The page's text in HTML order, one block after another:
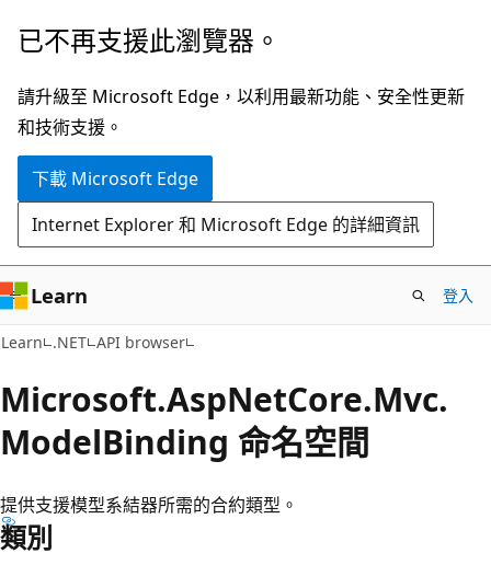
跳
主
要
內
跳
頁
面
內
覽
已不再支援此瀏覽器。
請升級至 Microsoft Edge，以利用最新功能、安全性更新
和技術支援。
下載 Microsoft Edge
Internet Explorer 和 Microsoft Edge 的詳細資訊
Learn 登入
Learn .NET API browser
Microsoft.AspNetCore.Mvc.
ModelBinding 命名空間
提供支援模型系結器所需的合約類型。
類別